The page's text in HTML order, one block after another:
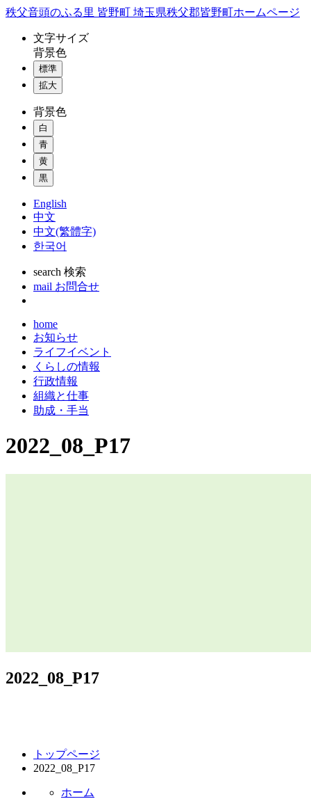
コ
秩父音頭のふる里 皆野町 埼玉県秩父郡皆野町ホームページ
文字サイズ
背景色
標準
拡大
背景色
白
青
黄
黒
English
中文
中文(繁體字)
한국어
search 検索
mail お問合せ
home
お知らせ
ライフイベント
くらしの情報
行政情報
組織と仕事
助成・手当
2022_08_P17
2022_08_P17
トップページ
2022_08_P17
ホーム